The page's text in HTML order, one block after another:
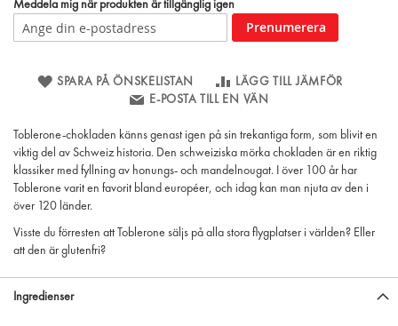
Meddela mig när produkten är tillgänglig igen
Prenumerera
SPARA PÅ ÖNSKELISTAN
LÄGG TILL JÄMFÖR
E-POSTA TILL EN VÄN
Toblerone-chokladen känns genast igen på sin trekantiga form, som blivit en
viktig del av Schweiz historia. Den schweiziska mörka chokladen är en riktig
klassiker med fyllning av honungs- och mandelnougat. I över 100 år har
Toblerone varit en favorit bland européer, och idag kan man njuta av den i
över 120 länder.
Visste du förresten att Toblerone säljs på alla stora flygplatser i världen? Eller
att den är glutenfri?
Ingredienser